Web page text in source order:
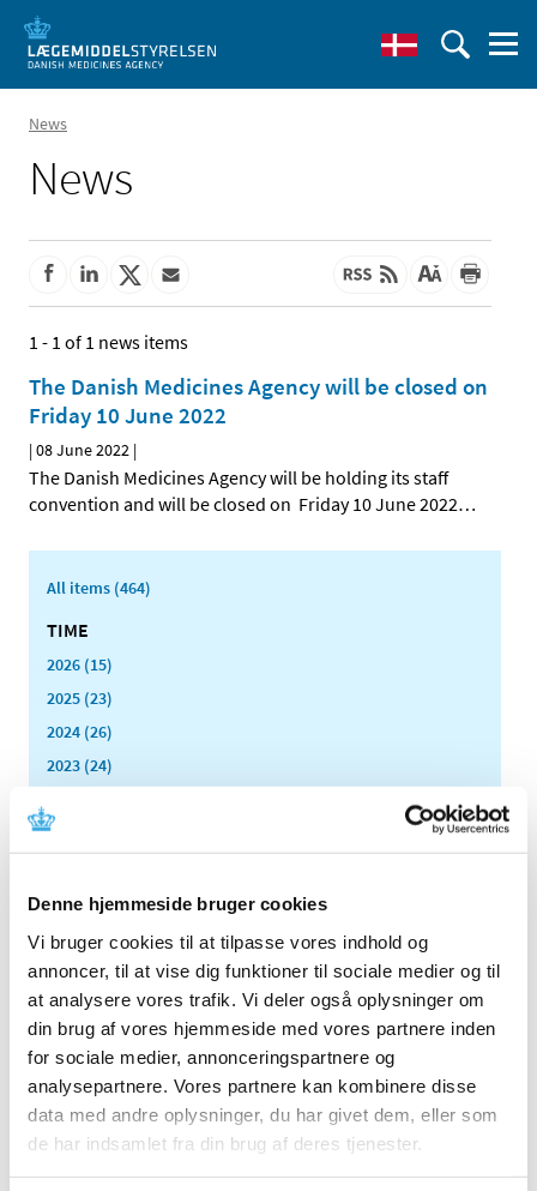
Denne hjemmeside bruger cookies
Vi bruger cookies til at tilpasse vores indhold og
annoncer, til at vise dig funktioner til sociale medier og til
at analysere vores trafik. Vi deler også oplysninger om
din brug af vores hjemmeside med vores partnere inden
for sociale medier, annonceringspartnere og
analysepartnere. Vores partnere kan kombinere disse
data med andre oplysninger, du har givet dem, eller som
de har indsamlet fra din brug af deres tjenester.
News
News
1 - 1 of 1 news items
The Danish Medicines Agency will be closed on
Friday 10 June 2022
|08 June 2022 |
The Danish Medicines Agency will be holding its staff
convention and will be closed on Friday 10 June 2022…
All items (464)
TIME
2026 (15)
2025 (23)
2024 (26)
2023 (24)
November (1)
October (2)
July (2)
June (1)
May (1)
April (2)
March (1)
February (1)
January (1)
2021 (44)